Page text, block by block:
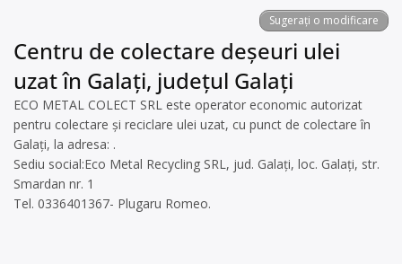
Sugerați o modificare
Centru de colectare deșeuri ulei
uzat în Galați, județul Galați
ECO METAL COLECT SRL este operator economic autorizat
pentru colectare și reciclare ulei uzat, cu punct de colectare în
Galați, la adresa: .
Sediu social:Eco Metal Recycling SRL, jud. Galați, loc. Galați, str.
Smardan nr. 1
Tel. 0336401367- Plugaru Romeo.